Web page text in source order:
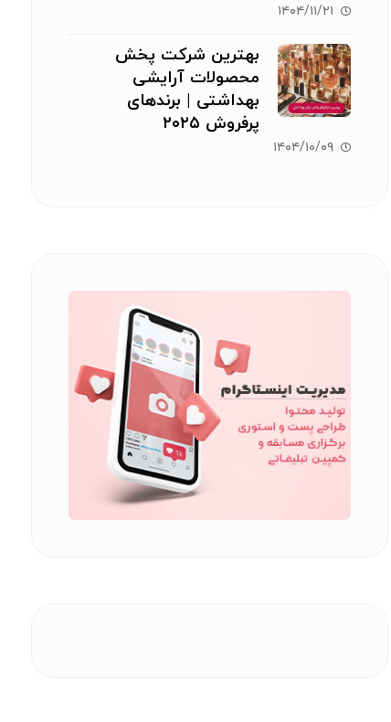
۱۴۰۴/۱۱/۲۱
بهترین شرکت پخش
محصولات آرایشی
بهداشتی | برندهای
پرفروش ۲۰۲۵
۱۴۰۴/۱۰/۰۹